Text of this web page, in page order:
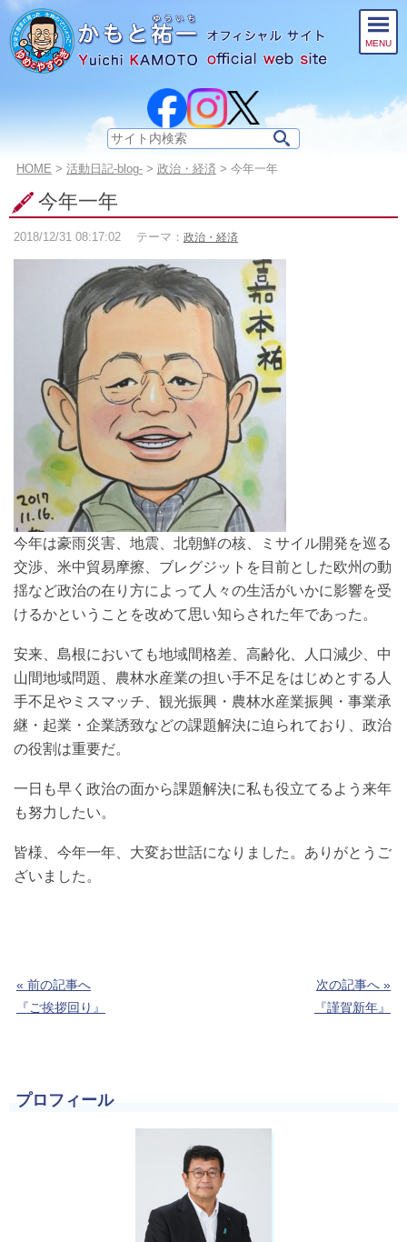
このページの本文へ
サ
ト
内
検
索:
MENU
こ
ペ
ー
ジ
HOME > 活動日記-blog- > 政治・経済 > 今年一年
今年一年
2018/12/31 08:17:02 テーマ： 政治・経済
今年は豪雨災害、地震、北朝鮮の核、ミサイル開発を巡る
交渉、米中貿易摩擦、ブレグジットを目前とした欧州の動
揺など政治の在り方によって人々の生活がいかに影響を受
けるかということを改めて思い知らされた年であった。
安来、島根においても地域間格差、高齢化、人口減少、中
山間地域問題、農林水産業の担い手不足をはじめとする人
手不足やミスマッチ、観光振興・農林水産業振興・事業承
継・起業・企業誘致などの課題解決に迫られており、政治
の役割は重要だ。
一日も早く政治の面から課題解決に私も役立てるよう来年
も努力したい。
皆様、今年一年、大変お世話になりました。ありがとうご
ざいました。
« 前の記事へ
『ご挨拶回り』
次の記事へ »
『謹賀新年』
プロフィール